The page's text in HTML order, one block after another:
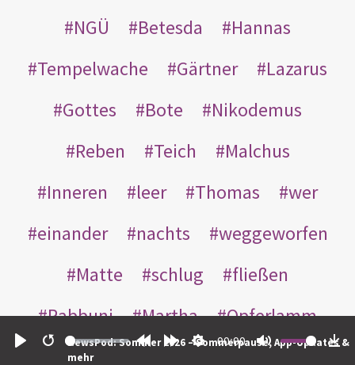
Restart
00:00
NewsPod: Sommer 2026 – Sommerpause, App-Updates &
mehr
NGÜ
Betesda
Hannas
Tempelwache
Gärtner
Lazarus
Gottes
Bote
Nikodemus
Reben
Teich
Malchus
Inneren
leer Thomas
wer
einander
nachts
weggeworfen
Matte
schlug
fließen
Rabbuni
Martha
Opferlamm
gewaschen
jüdischen